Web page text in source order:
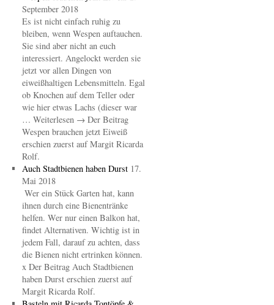
September 2018
Es ist nicht einfach ruhig zu
bleiben, wenn Wespen auftauchen.
Sie sind aber nicht an euch
interessiert. Angelockt werden sie
jetzt vor allen Dingen von
eiweißhaltigen Lebensmitteln. Egal
ob Knochen auf dem Teller oder
wie hier etwas Lachs (dieser war
… Weiterlesen → Der Beitrag
Wespen brauchen jetzt Eiweiß
erschien zuerst auf Margit Ricarda
Rolf.
Auch Stadtbienen haben Durst 17.
Mai 2018
Wer ein Stück Garten hat, kann
ihnen durch eine Bienentränke
helfen. Wer nur einen Balkon hat,
findet Alternativen. Wichtig ist in
jedem Fall, darauf zu achten, dass
die Bienen nicht ertrinken können.
x Der Beitrag Auch Stadtbienen
haben Durst erschien zuerst auf
Margit Ricarda Rolf.